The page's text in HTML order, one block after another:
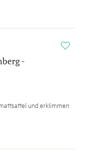
i
-
und erklimmen